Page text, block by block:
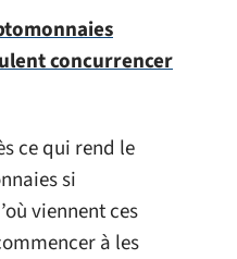
concurrencer
ce qui rend le
si
viennent ces
à les